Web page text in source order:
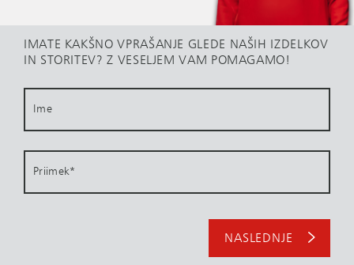
IMATE KAKŠNO VPRAŠANJE GLEDE NAŠIH IZDELKOV
IN STORITEV? Z VESELJEM VAM POMAGAMO!
Ime
Priimek*
NASLEDNJE